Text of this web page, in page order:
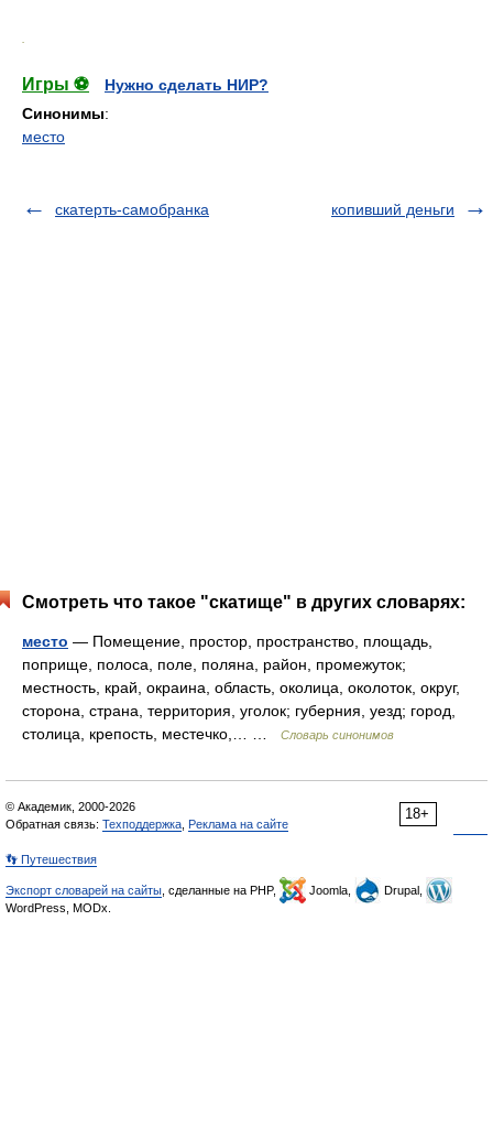
Игры ⚽
Нужно сделать НИР?
Синонимы:
место
скатерть-самобранка копивший деньги
Смотреть что такое "скатище" в других словарях:
место — Помещение, простор, пространство, площадь,
поприще, полоса, поле, поляна, район, промежуток;
местность, край, окраина, область, околица, околоток, округ,
сторона, страна, территория, уголок; губерния, уезд; город,
столица, крепость, местечко,… …
Словарь синонимов
18+
© Академик, 2000-2026
Обратная связь: Техподдержка Реклама на сайте
👣 Путешествия
Экспорт словарей на сайты , сделанные на PHP, Joomla,
Drupal,
WordPress, MODx.